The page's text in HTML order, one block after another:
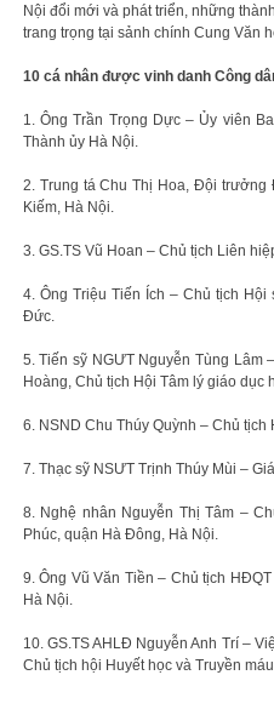
Nội đổi mới và phát triển, những
trang trọng tại sảnh chính Cung Văn
10 cá nhân được vinh danh Công
1. Ông Trần Trọng Dực – Ủy viên
Thành ủy Hà Nội.
2. Trung tá Chu Thị Hoa, Đội trưởng
Kiếm, Hà Nội.
3. GS.TS Vũ Hoan – Chủ tịch Liên
4. Ông Triệu Tiến Ích – Chủ tịch
Đức.
5. Tiến sỹ NGƯT Nguyễn Tùng
Hoàng, Chủ tịch Hội Tâm lý giáo dục
6. NSND Chu Thúy Quỳnh – Chủ tịch
7. Thạc sỹ NSƯT Trịnh Thúy Mùi –
8. Nghệ nhân Nguyễn Thị Tâm –
Phúc, quận Hà Đông, Hà Nội.
9. Ông Vũ Văn Tiền – Chủ tịch
Hà Nội.
10. GS.TS AHLĐ Nguyễn Anh Trí –
Chủ tịch hội Huyết học và Truyền